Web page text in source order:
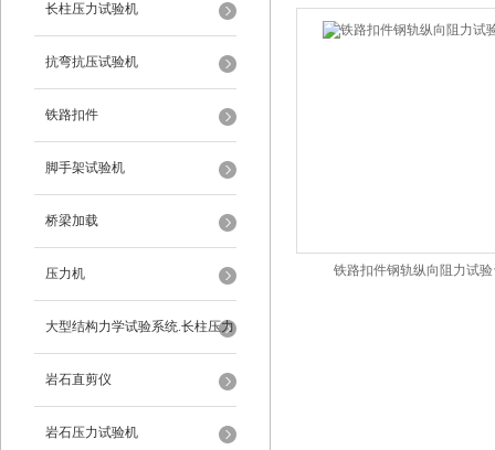
长柱压力试验机
抗弯抗压试验机
铁路扣件
脚手架试验机
桥梁加载
压力机
大型结构力学试验系统.长柱压力
试验机
岩石直剪仪
岩石压力试验机
铁路扣件钢轨纵向阻力试验